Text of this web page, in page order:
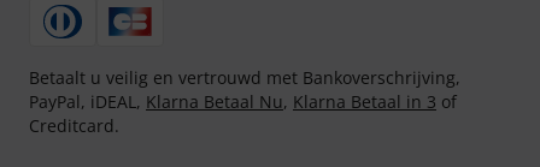
Betaalt u veilig en vertrouwd met Bankoverschrijving,
PayPal, iDEAL, Klarna Betaal Nu, Klarna Betaal in 3 of
Creditcard.